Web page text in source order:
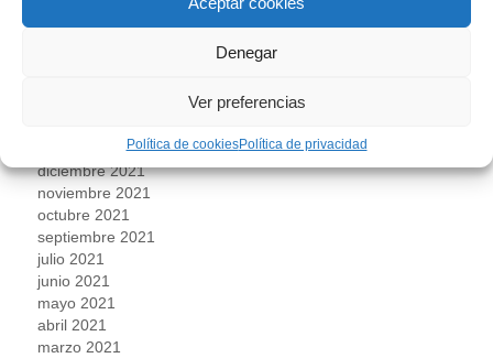
Denegar
Ver preferencias
Política de cookiesPolítica de privacidad
diciembre 2021
noviembre 2021
octubre 2021
septiembre 2021
julio 2021
junio 2021
mayo 2021
abril 2021
marzo 2021